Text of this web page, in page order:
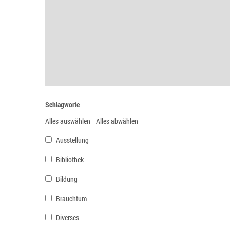
Schlagworte
Alles auswählen | Alles abwählen
Ausstellung
Bibliothek
Bildung
Brauchtum
Diverses